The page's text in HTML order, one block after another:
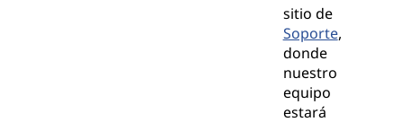
sitio de
Soporte,
donde
nuestro
equipo
estará